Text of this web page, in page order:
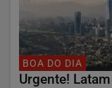
BOA DO DIA
Urgente!